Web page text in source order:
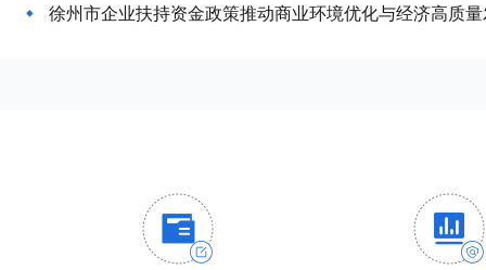
徐州市企业扶持资金政策推动商业环境优化与经济高质